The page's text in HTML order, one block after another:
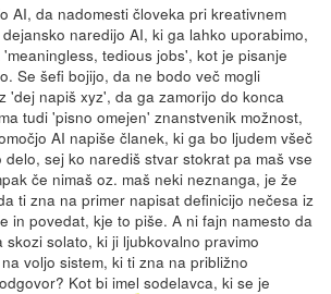
AI, da nadomesti človeka pri kreativnem
naredijo AI, ki ga lahko uporabimo,
tedious jobs', kot je pisanje
Se šefi bojijo, da ne bodo več mogli
'dej napiš xyz', da ga zamorijo do konca
tudi 'pisno omejen' znanstvenik možnost,
AI napiše članek, ki ga bo ljudem všeč
sej ko narediš stvar stokrat pa maš vse
če nimaš oz. maš neki neznanga, je že
ti zna na primer napisat definicijo nečesa iz
in povedat, kje to piše. A ni fajn namesto da
solato, ki ji ljubkovalno pravimo
voljo sistem, ki ti zna na približno
Kot bi imel sodelavca, ki se je